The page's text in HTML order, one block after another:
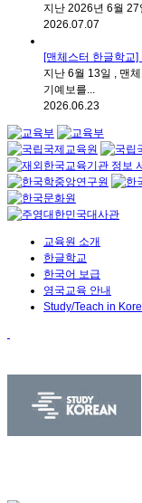
지난 2026년 6월 27
2026.07.07
[맨체스터 한글학교]
지난 6월 13일 , 맨
기예보를...
2026.06.23
교육원 소개
한글학교
한국어 보급
영국교육 안내
Study/Teach in